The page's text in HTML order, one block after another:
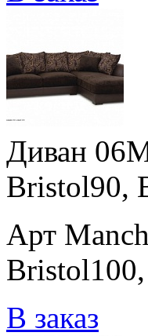
Диван
Bristol90,
Арт
В заказ